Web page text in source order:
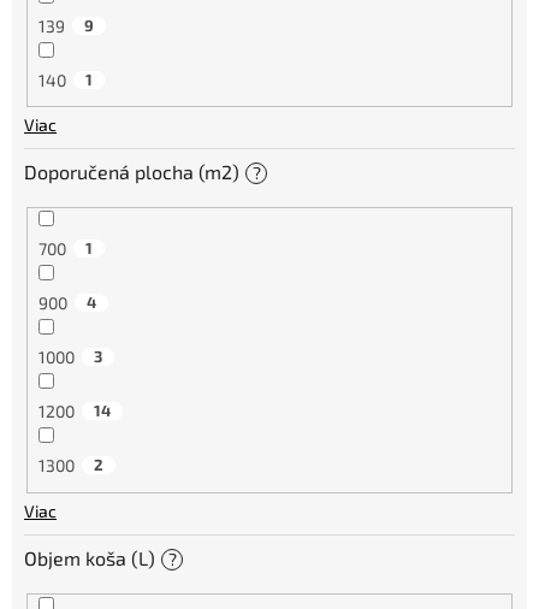
139 9
140 1
Viac
Doporučená plocha (m2) ?
700 1
900 4
1000 3
1200 14
1300 2
Viac
Objem koša (L) ?